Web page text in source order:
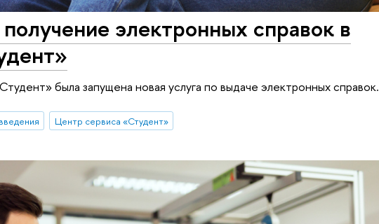
электронных справок в
была запущена новая услуга по выдаче электронных справок.
Центр сервиса «Студент»